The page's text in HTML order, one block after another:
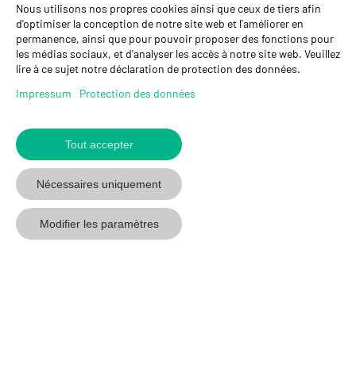
GYSO SA
Succursale Crissier
Chemin de Closalet 20
1023 Crissier
+41 21 637 70 90
www.gyso.ch
suivez
GYSO
sur
suivez
GYSO
Youtube
suivez
GYSO
sur
Linkedin
Nous utilisons nos propres cookies ainsi que ceux de tiers afin
d'optimiser la conception de notre site web et l'améliorer en
permanence, ainsi que pour pouvoir proposer des fonctions pour
les médias sociaux, et d'analyser les accès à notre site web. Veuillez
lire à ce sujet notre déclaration de protection des données.
Impressum
Protection des données
Tout accepter
Nécessaires uniquement
Modifier les paramètres